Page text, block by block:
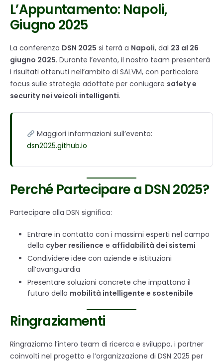
L’Appuntamento: Napoli,
Giugno 2025
La conferenza DSN 2025 si terrà a Napoli, dal 23 al 26
giugno 2025. Durante l’evento, il nostro team presenterà
i risultati ottenuti nell’ambito di SALVM, con particolare
focus sulle strategie adottate per coniugare safety e
security nei veicoli intelligenti.
Maggiori informazioni sull’evento:
dsn2025.github.io
Perché Partecipare a DSN 2025?
Partecipare alla DSN significa:
Entrare in contatto con i massimi esperti nel campo
della cyber resilience e affidabilità dei sistemi
Condividere idee con aziende e istituzioni
all’avanguardia
Presentare soluzioni concrete che impattano il
futuro della mobilità intelligente e sostenibile
Ringraziamenti
Ringraziamo l’intero team di ricerca e sviluppo, i partner
coinvolti nel progetto e l’organizzazione di DSN 2025 per